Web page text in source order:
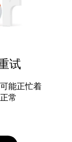
试
能正忙着
常